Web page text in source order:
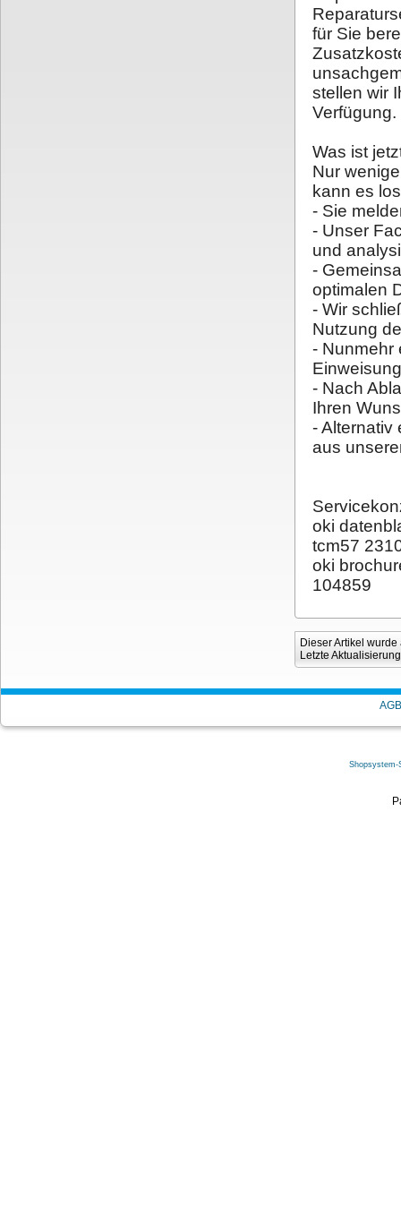
für Sie
stellen wir
Verfügung.
Was ist
Nur
kann es
- Sie
- Unser
und
-
optimalen
- Wir
Nutzung
- Nunmehr
- Nach
Ihren
- Alternativ
aus
oki
tcm57
oki
104859
Dieser Artikel
Letzte
AGB
Shopsystem-